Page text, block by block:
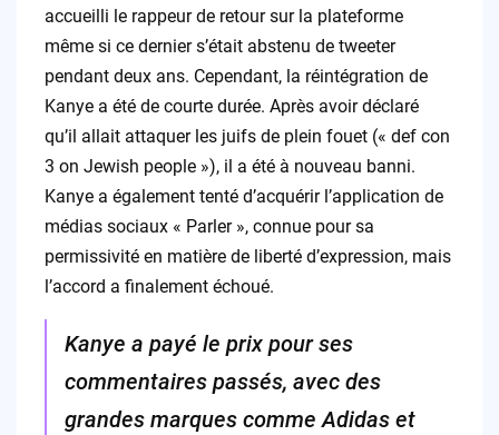
accueilli le rappeur de retour sur la plateforme
même si ce dernier s’était abstenu de tweeter
pendant deux ans. Cependant, la réintégration de
Kanye a été de courte durée. Après avoir déclaré
qu’il allait attaquer les juifs de plein fouet (« def con
3 on Jewish people »), il a été à nouveau banni.
Kanye a également tenté d’acquérir l’application de
médias sociaux « Parler », connue pour sa
permissivité en matière de liberté d’expression, mais
l’accord a finalement échoué.
Kanye a payé le prix pour ses
commentaires passés, avec des
grandes marques comme Adidas et